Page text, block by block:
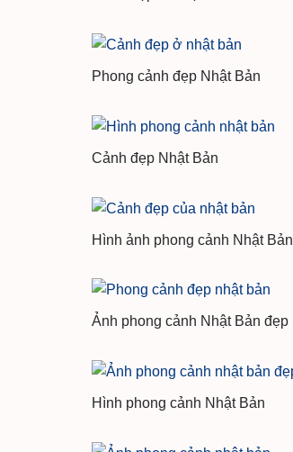
Phong cảnh đẹp Nhật Bản
Cảnh đẹp Nhật Bản
Hình ảnh phong cảnh Nhật Bản
Ảnh phong cảnh Nhật Bản đẹp
Hình phong cảnh Nhật Bản